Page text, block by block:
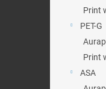
Print
PET-G
Print
ASA